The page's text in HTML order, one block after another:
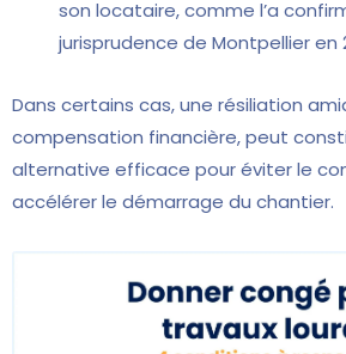
son locataire, comme l’a
jurisprudence de Montpellier en
Dans certains cas, une résiliation
compensation financière, peut
alternative efficace pour éviter le
accélérer le démarrage du chantier.